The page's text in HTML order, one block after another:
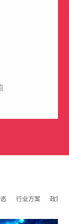
行业方案 政策解